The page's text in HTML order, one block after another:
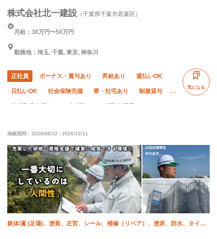
株式会社北一建設 （千葉県千葉市若葉区）
月給：38万円〜50万円
勤務地：埼玉, 千葉, 東京, 神奈川
正社員 ボーナス・賞与あり 昇給あり 週払いOK
日払いOK 社会保険完備 寮・社宅あり 制服貸与
年末年始休暇 車・バイク通勤OK
気になる
掲載期間： 2026/06/12 - 2026/12/11
躯体/鳶 (足場)、塗装、左官、シール、補修（リペア）、塗床、防水、タイ